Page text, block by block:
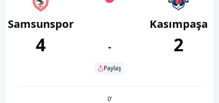
Samsunspor
4 -
Paylaş
Kasımpaşa
2
0’